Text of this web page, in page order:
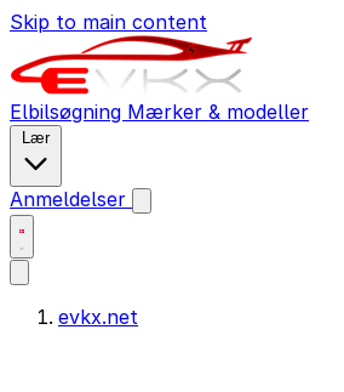
Skip to main content
Elbilsøgning Mærker & modeller
Lær
Anmeldelser
evkx.net